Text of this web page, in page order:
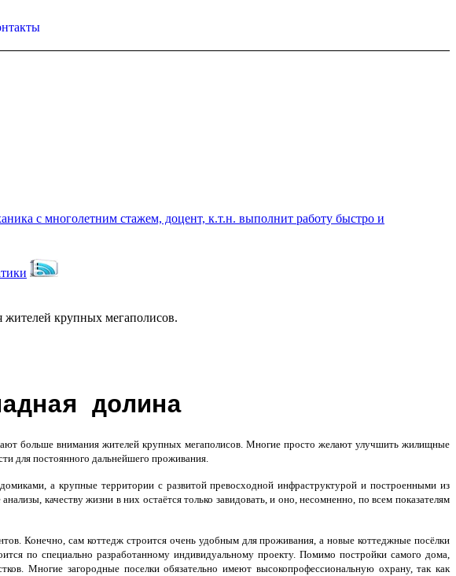
с многолетним стажем, доцент, к.т.н. выполнит работу быстро и
крупных мегаполисов.
долина
больше внимания жителей крупных мегаполисов. Многие просто желают улучшить жилищные
для постоянного дальнейшего проживания.
а крупные территории с развитой превосходной инфраструктурой и построенными из
качеству жизни в них остаётся только завидовать, и оно, несомненно, по всем показателям
Конечно, сам коттедж строится очень удобным для проживания, а новые коттеджные посёлки
по специально разработанному индивидуальному проекту. Помимо постройки самого дома,
Многие загородные поселки обязательно имеют высокопрофессиональную охрану, так как